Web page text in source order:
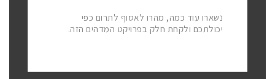
נשארו עוד כמה, מהרו לאסוף לתרום כפי
יכולתכם ולקחת חלק בפרויקט המדהים הזה.